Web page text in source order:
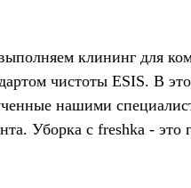
клининг для
чистоты ESIS. В
нашими
Уборка с freshka - это